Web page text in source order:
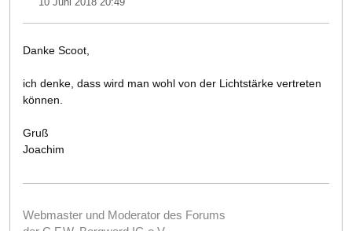
Danke Scoot,
ich denke, dass wird man wohl von der Lichtstärke vertreten
können.
Gruß
Joachim
Webmaster und Moderator des Forums